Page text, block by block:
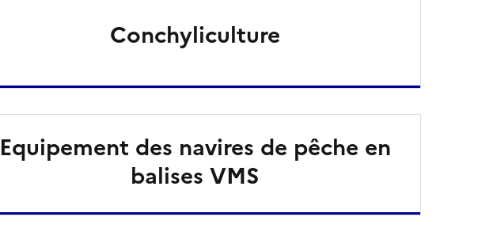
Conchyliculture
Equipement des navires de pêche en
balises VMS